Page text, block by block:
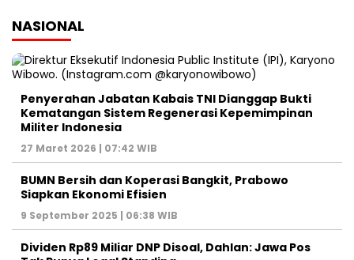
NASIONAL
Penyerahan Jabatan Kabais TNI Dianggap Bukti
Kematangan Sistem Regenerasi Kepemimpinan
Militer Indonesia
27 Maret 2026 | 07:42 WIB
BUMN Bersih dan Koperasi Bangkit, Prabowo
Siapkan Ekonomi Efisien
9 September 2025 | 06:38 WIB
Dividen Rp89 Miliar DNP Disoal, Dahlan: Jawa Pos